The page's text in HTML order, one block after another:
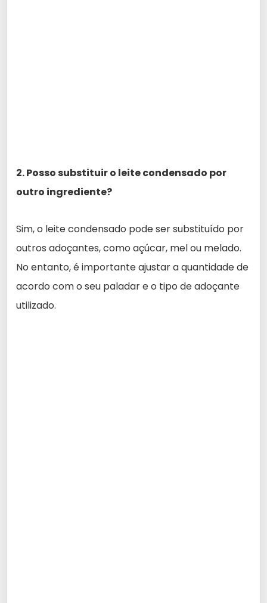
2. Posso substituir o leite condensado por
outro ingrediente?
Sim, o leite condensado pode ser substituído por
outros adoçantes, como açúcar, mel ou melado.
No entanto, é importante ajustar a quantidade de
acordo com o seu paladar e o tipo de adoçante
utilizado.